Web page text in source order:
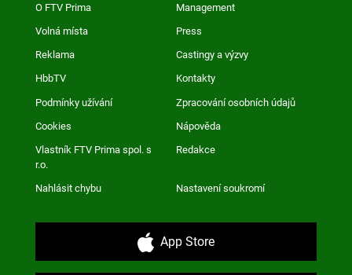
O FTV Prima Management
Volná místa Press
Reklama Castingy a výzvy
HbbTV Kontakty
Podmínky užívání Zpracování osobních údajů
Cookies Nápověda
Vlastník FTV Prima spol. s
r.o.
Redakce
Nahlásit chybu Nastavení soukromí
App Store